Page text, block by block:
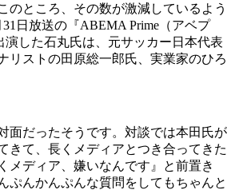
のところ、その数が激減しているよう
日放送の『ABEMA Prime（アベプ
した石丸氏は、元サッカー日本代表
リストの田原総一郎氏、実業家のひろ
面だったそうです。対談では本田氏が
きて、長くメディアとつき合ってきた
メディア、嫌いなんです』と前置き
ぷんかんぷんな質問をしてもちゃんと